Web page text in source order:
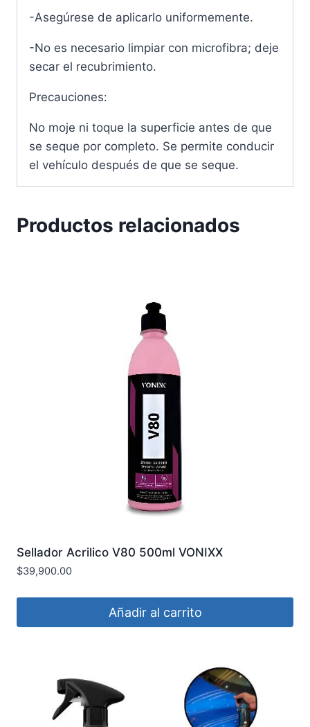
-Asegúrese de aplicarlo uniformemente.
-No es necesario limpiar con microfibra; deje
secar el recubrimiento.
Precauciones:
No moje ni toque la superficie antes de que
se seque por completo. Se permite conducir
el vehículo después de que se seque.
Productos relacionados
Sellador Acrilico V80 500ml VONIXX
COD2009023
$39,900.00
Añadir al carrito